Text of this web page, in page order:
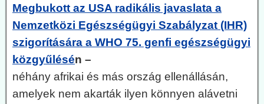
Megbukott az USA radikális javaslata a
Nemzetközi Egészségügyi Szabályzat (IHR)
szigorítására a WHO 75. genfi egészségügyi
közgyűlésén –
néhány afrikai és más ország ellenállásán,
amelyek nem akarták ilyen könnyen alávetni